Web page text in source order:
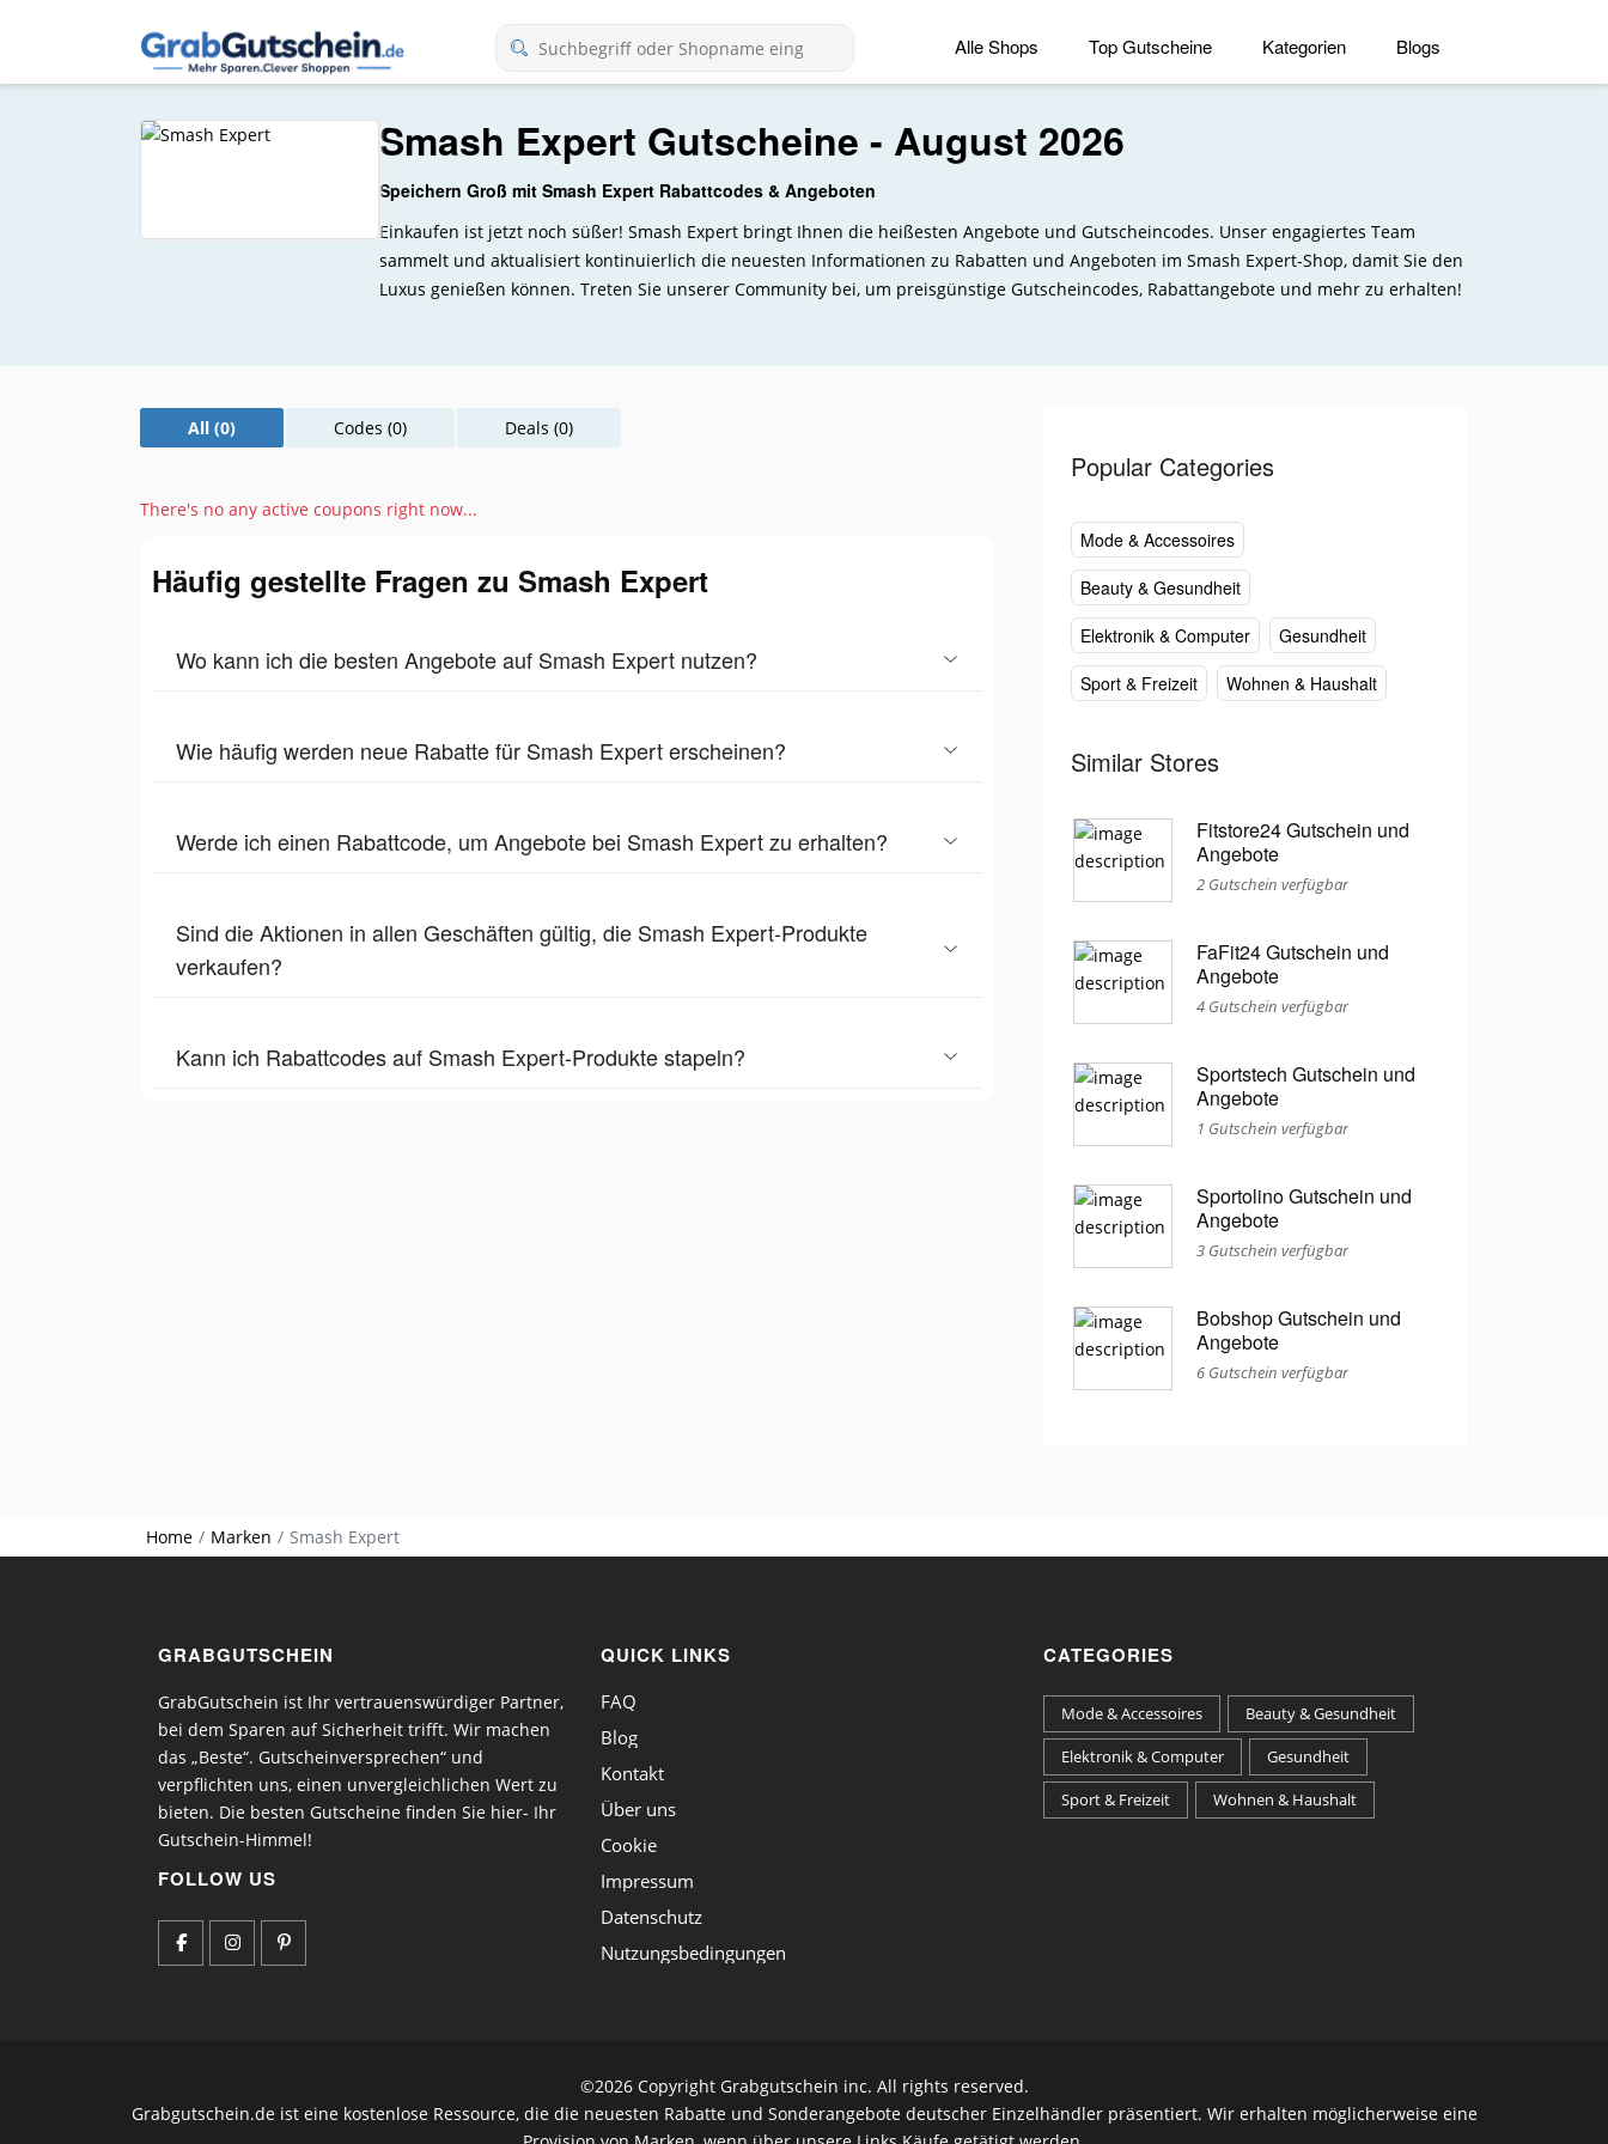
Alle Shops Top Gutscheine Kategorien Blogs
Smash Expert Gutscheine - August 2026
Speichern Groß mit Smash Expert Rabattcodes & Angeboten
Einkaufen ist jetzt noch süßer! Smash Expert bringt Ihnen die heißesten Angebote und Gutscheincodes. Unser engagiertes Team
sammelt und aktualisiert kontinuierlich die neuesten Informationen zu Rabatten und Angeboten im Smash Expert-Shop, damit Sie den
Luxus genießen können. Treten Sie unserer Community bei, um preisgünstige Gutscheincodes, Rabattangebote und mehr zu erhalten!
All (0) Codes (0) Deals (0)
There's no any active coupons right now...
Häufig gestellte Fragen zu Smash Expert
Wo kann ich die besten Angebote auf Smash Expert nutzen?
Wie häufig werden neue Rabatte für Smash Expert erscheinen?
Werde ich einen Rabattcode, um Angebote bei Smash Expert zu erhalten?
Sind die Aktionen in allen Geschäften gültig, die Smash Expert-Produkte
verkaufen?
Kann ich Rabattcodes auf Smash Expert-Produkte stapeln?
Popular Categories
Mode & Accessoires
Beauty & Gesundheit
Elektronik & Computer
Gesundheit
Sport & Freizeit
Wohnen & Haushalt
Similar Stores
Fitstore24 Gutschein und
Angebote
2 Gutschein verfügbar
FaFit24 Gutschein und
Angebote
4 Gutschein verfügbar
Sportstech Gutschein und
Angebote
1 Gutschein verfügbar
Sportolino Gutschein und
Angebote
3 Gutschein verfügbar
Bobshop Gutschein und
Angebote
6 Gutschein verfügbar
Home Marken Smash Expert
GRABGUTSCHEIN
GrabGutschein ist Ihr vertrauenswürdiger Partner,
bei dem Sparen auf Sicherheit trifft. Wir machen
das „Beste“. Gutscheinversprechen“ und
verpflichten uns, einen unvergleichlichen Wert zu
bieten. Die besten Gutscheine finden Sie hier- Ihr
Gutschein-Himmel!
FOLLOW US
QUICK LINKS
FAQ
Blog
Kontakt
Über uns
Cookie
Impressum
Datenschutz
Nutzungsbedingungen
CATEGORIES
Mode & Accessoires
Beauty & Gesundheit
Elektronik & Computer
Gesundheit
Sport & Freizeit
Wohnen & Haushalt
©2026 Copyright Grabgutschein inc. All rights reserved.
Grabgutschein.de ist eine kostenlose Ressource, die die neuesten Rabatte und Sonderangebote deutscher Einzelhändler präsentiert. Wir erhalten möglicherweise eine